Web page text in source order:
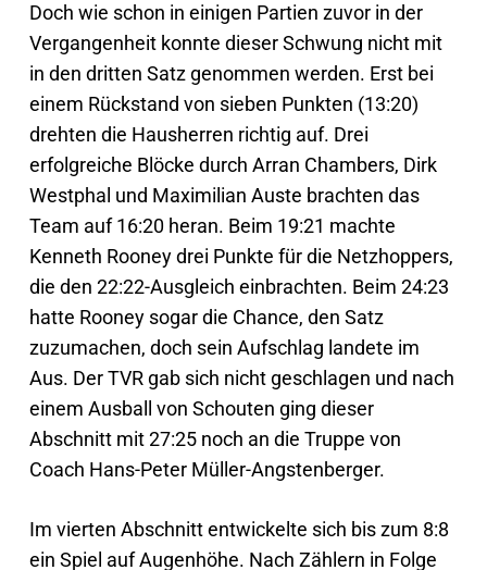
Doch wie schon in einigen Partien zuvor in der
Vergangenheit konnte dieser Schwung nicht mit
in den dritten Satz genommen werden. Erst bei
einem Rückstand von sieben Punkten (13:20)
drehten die Hausherren richtig auf. Drei
erfolgreiche Blöcke durch Arran Chambers, Dirk
Westphal und Maximilian Auste brachten das
Team auf 16:20 heran. Beim 19:21 machte
Kenneth Rooney drei Punkte für die Netzhoppers,
die den 22:22-Ausgleich einbrachten. Beim 24:23
hatte Rooney sogar die Chance, den Satz
zuzumachen, doch sein Aufschlag landete im
Aus. Der TVR gab sich nicht geschlagen und nach
einem Ausball von Schouten ging dieser
Abschnitt mit 27:25 noch an die Truppe von
Coach Hans-Peter Müller-Angstenberger.
Im vierten Abschnitt entwickelte sich bis zum 8:8
ein Spiel auf Augenhöhe. Nach Zählern in Folge